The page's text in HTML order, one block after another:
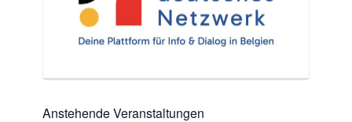
Anstehende Veranstaltungen